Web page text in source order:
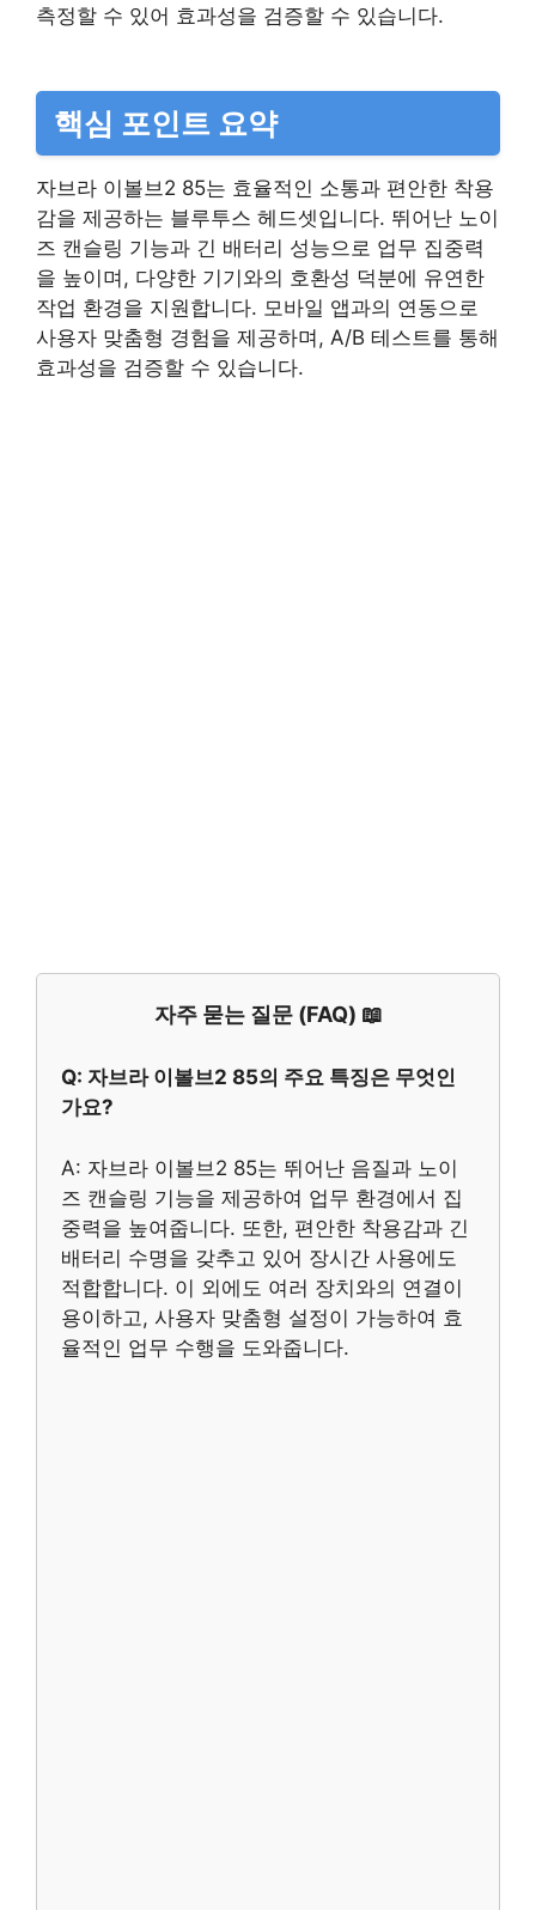
측정할 수 있어 효과성을 검증할 수 있습니다.
핵심 포인트 요약
자브라 이볼브2 85는 효율적인 소통과 편안한 착용
감을 제공하는 블루투스 헤드셋입니다. 뛰어난 노이
즈 캔슬링 기능과 긴 배터리 성능으로 업무 집중력
을 높이며, 다양한 기기와의 호환성 덕분에 유연한
작업 환경을 지원합니다. 모바일 앱과의 연동으로
사용자 맞춤형 경험을 제공하며, A/B 테스트를 통해
효과성을 검증할 수 있습니다.
자주 묻는 질문 (FAQ) 📖
Q: 자브라 이볼브2 85의 주요 특징은 무엇인
가요?
A: 자브라 이볼브2 85는 뛰어난 음질과 노이
즈 캔슬링 기능을 제공하여 업무 환경에서 집
중력을 높여줍니다. 또한, 편안한 착용감과 긴
배터리 수명을 갖추고 있어 장시간 사용에도
적합합니다. 이 외에도 여러 장치와의 연결이
용이하고, 사용자 맞춤형 설정이 가능하여 효
율적인 업무 수행을 도와줍니다.